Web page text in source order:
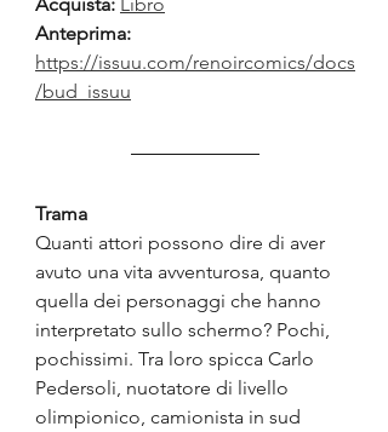
Acquista: Libro
Anteprima:
https://issuu.com/renoircomics/docs
/bud_issuu
Trama
Quanti attori possono dire di aver
avuto una vita avventurosa, quanto
quella dei personaggi che hanno
interpretato sullo schermo? Pochi,
pochissimi. Tra loro spicca Carlo
Pedersoli, nuotatore di livello
olimpionico, camionista in sud